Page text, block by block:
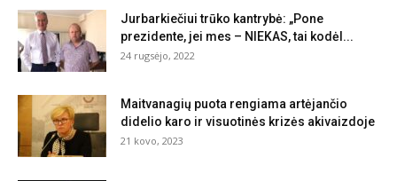
Jurbarkiečiui trūko kantrybė: „Pone
prezidente, jei mes – NIEKAS, tai kodėl...
24 rugsėjo, 2022
Maitvanagių puota rengiama artėjančio
didelio karo ir visuotinės krizės akivaizdoje
21 kovo, 2023